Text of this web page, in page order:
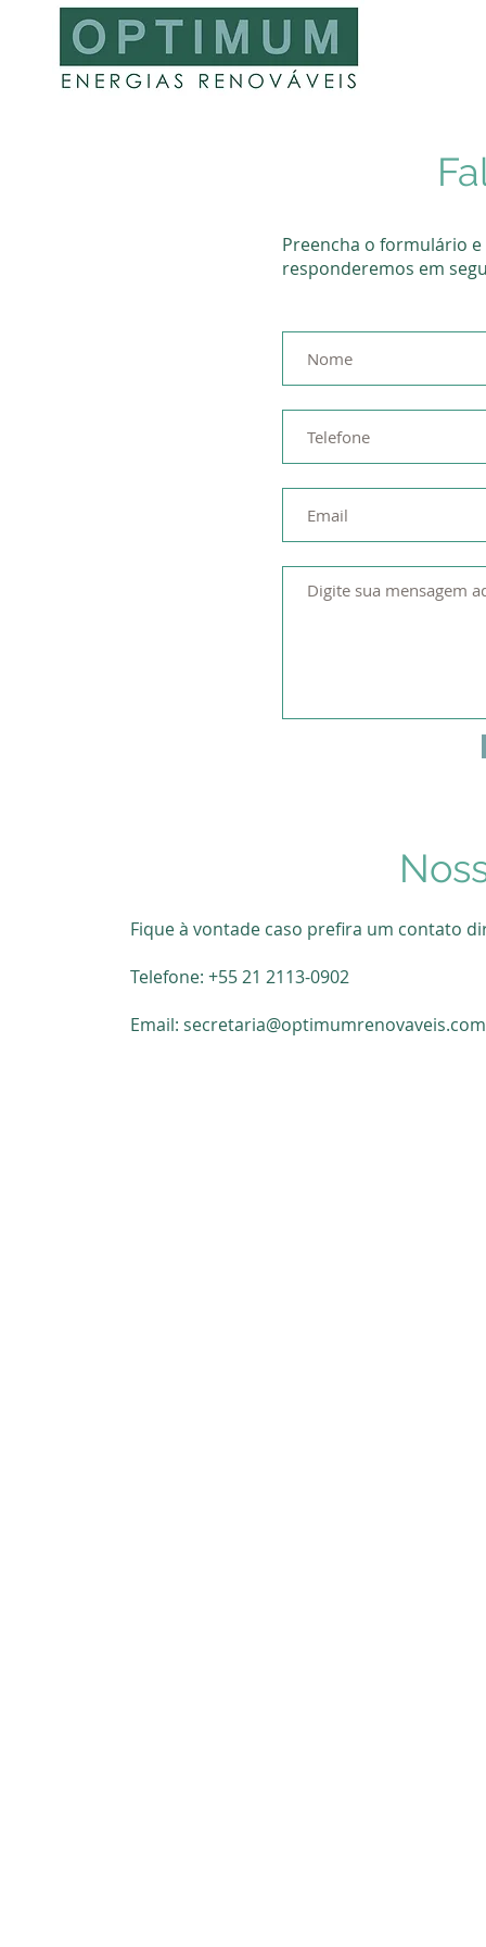
Preencha o formulário
responderemos em
Fique à vontade caso prefira um contato
Telefone: +55 21 2113-0902
Email: